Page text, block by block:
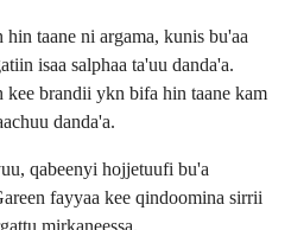
taane ni argama, kunis bu'aa
isaa salphaa ta'uu danda'a.
kee brandii ykn bifa hin taane kam
danda'a.
qabeenyi hojjetuufi bu'a
fayyaa kee qindoomina sirrii
mirkaneessa.